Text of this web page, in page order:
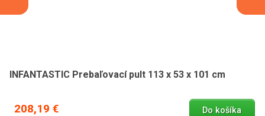
INFANTASTIC Prebaľovací pult 113 x 53 x 101 cm
208,19 € Do košíka